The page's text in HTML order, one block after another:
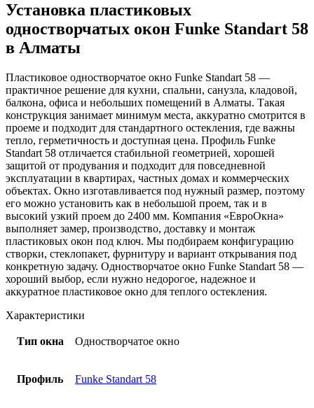
Установка пластиковых
одностворчатых окон Funke Standart 58
в Алматы
Пластиковое одностворчатое окно Funke Standart 58 —
практичное решение для кухни, спальни, санузла, кладовой,
балкона, офиса и небольших помещений в Алматы. Такая
конструкция занимает минимум места, аккуратно смотрится в
проеме и подходит для стандартного остекления, где важны
тепло, герметичность и доступная цена. Профиль Funke
Standart 58 отличается стабильной геометрией, хорошей
защитой от продувания и подходит для повседневной
эксплуатации в квартирах, частных домах и коммерческих
объектах. Окно изготавливается под нужный размер, поэтому
его можно установить как в небольшой проем, так и в
высокий узкий проем до 2400 мм. Компания «ЕвроОкна»
выполняет замер, производство, доставку и монтаж
пластиковых окон под ключ. Мы подбираем конфигурацию
створки, стеклопакет, фурнитуру и вариант открывания под
конкретную задачу. Одностворчатое окно Funke Standart 58 —
хороший выбор, если нужно недорогое, надежное и
аккуратное пластиковое окно для теплого остекления.
Характеристики
Тип окна Одностворчатое окно
Профиль Funke Standart 58